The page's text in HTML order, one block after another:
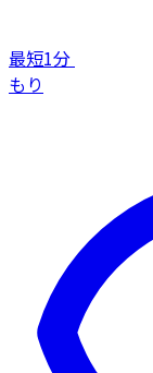
最短1分
もり